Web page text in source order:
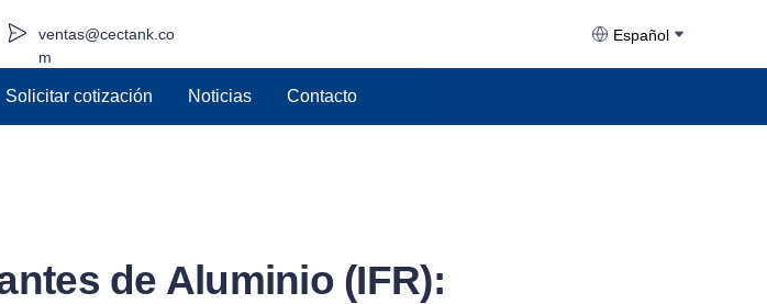
ventas@cectank.co
m
Español
Solicitar cotización Noticias Contacto
de Aluminio (IFR):